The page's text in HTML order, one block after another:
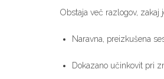
Obstaja več razlogov, zakaj
Naravna, preizkušena
Dokazano učinkovit pri